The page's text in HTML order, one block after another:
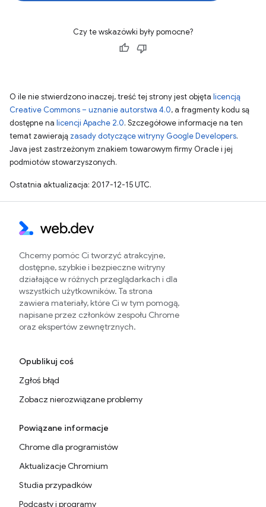
Czy te wskazówki były pomocne?
O ile nie stwierdzono inaczej, treść tej strony jest objęta licencją
Creative Commons – uznanie autorstwa 4.0, a fragmenty kodu są
dostępne na licencji Apache 2.0. Szczegółowe informacje na ten
temat zawierają zasady dotyczące witryny Google Developers.
Java jest zastrzeżonym znakiem towarowym firmy Oracle i jej
podmiotów stowarzyszonych.
Ostatnia aktualizacja: 2017-12-15 UTC.
Chcemy pomóc Ci tworzyć atrakcyjne,
dostępne, szybkie i bezpieczne witryny
działające w różnych przeglądarkach i dla
wszystkich użytkowników. Ta strona
zawiera materiały, które Ci w tym pomogą,
napisane przez członków zespołu Chrome
oraz ekspertów zewnętrznych.
Opublikuj coś
Zgłoś błąd
Zobacz nierozwiązane problemy
Powiązane informacje
Chrome dla programistów
Aktualizacje Chromium
Studia przypadków
Podcasty i programy